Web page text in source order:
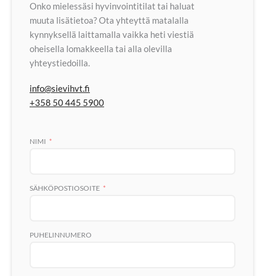
Onko mielessäsi hyvinvointitilat tai haluat
muuta lisätietoa? Ota yhteyttä matalalla
kynnyksellä laittamalla vaikka heti viestiä
oheisella lomakkeella tai alla olevilla
yhteystiedoilla.
info@sievihvt.fi
+358 50 445 5900
NIMI
SÄHKÖPOSTIOSOITE
PUHELINNUMERO